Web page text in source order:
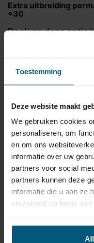
Toestemming
Deze website maakt
We gebruiken cookies
personaliseren, om
en om ons
informatie over uw
partners voor social
partners kunnen deze
informatie die u aan ze
verzameld op basis
Extra uitbreiding
+30
Doel van deze optie
stekkerdoos van
verbinding van de
bijvoorbeeld
de caravan op
Dit is afhankelijk van
De auto hoeft niet
aansluiting met de
13 polige
van de auto.
Let wel dat grote
kleinere verbruikers
auto leeg kunnen
Deze optionele
voor een 13 polige
polige uitvoering.
Artikel: WH3Q-S-G13